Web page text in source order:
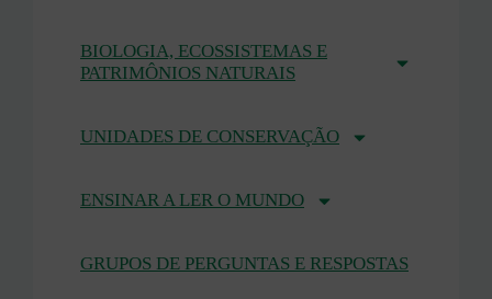
BIOLOGIA, ECOSSISTEMAS E
PATRIMÔNIOS NATURAIS
UNIDADES DE CONSERVAÇÃO
ENSINAR A LER O MUNDO
GRUPOS DE PERGUNTAS E RESPOSTAS